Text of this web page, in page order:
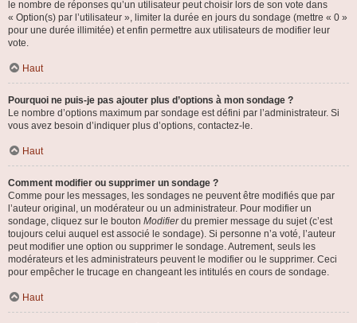
le nombre de réponses qu’un utilisateur peut choisir lors de son vote dans
« Option(s) par l’utilisateur », limiter la durée en jours du sondage (mettre « 0 »
pour une durée illimitée) et enfin permettre aux utilisateurs de modifier leur
vote.
Haut
Pourquoi ne puis-je pas ajouter plus d’options à mon sondage ?
Le nombre d’options maximum par sondage est défini par l’administrateur. Si
vous avez besoin d’indiquer plus d’options, contactez-le.
Haut
Comment modifier ou supprimer un sondage ?
Comme pour les messages, les sondages ne peuvent être modifiés que par
l’auteur original, un modérateur ou un administrateur. Pour modifier un
sondage, cliquez sur le bouton Modifierdu premier message du sujet (c’est
toujours celui auquel est associé le sondage). Si personne n’a voté, l’auteur
peut modifier une option ou supprimer le sondage. Autrement, seuls les
modérateurs et les administrateurs peuvent le modifier ou le supprimer. Ceci
pour empêcher le trucage en changeant les intitulés en cours de sondage.
Haut